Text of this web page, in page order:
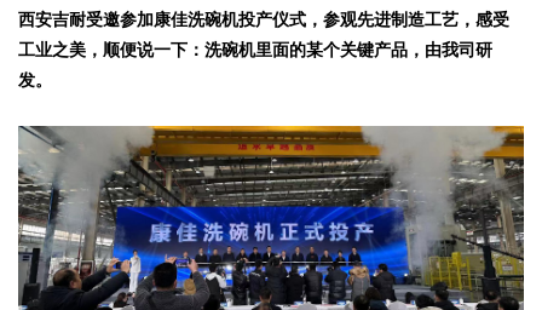
西安吉耐受邀参加康佳洗碗机投产仪式，参观先进制造工艺，感受
工业之美，顺便说一下：洗碗机里面的某个关键产品，由我司研
发。